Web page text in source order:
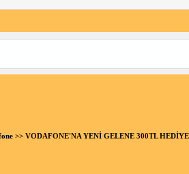
>> VODAFONE'NA YENİ GELENE 300TL